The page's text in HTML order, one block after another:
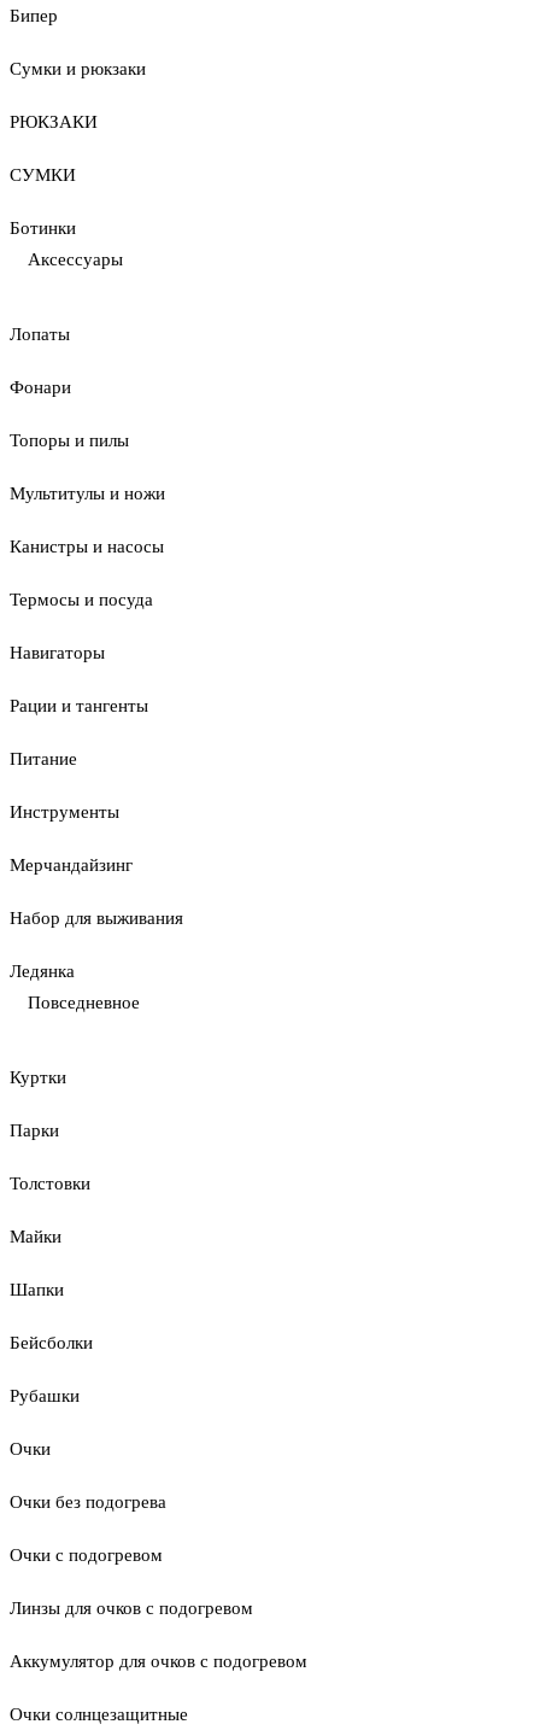
Бипер
Сумки и рюкзаки
РЮКЗАКИ
СУМКИ
Ботинки
Аксессуары
Лопаты
Фонари
Топоры и пилы
Мультитулы и ножи
Канистры и насосы
Термосы и посуда
Навигаторы
Рации и тангенты
Питание
Инструменты
Мерчандайзинг
Набор для выживания
Ледянка
Повседневное
Куртки
Парки
Толстовки
Майки
Шапки
Бейсболки
Рубашки
Очки
Очки без подогрева
Очки с подогревом
Линзы для очков с подогревом
Аккумулятор для очков с подогревом
Очки солнцезащитные